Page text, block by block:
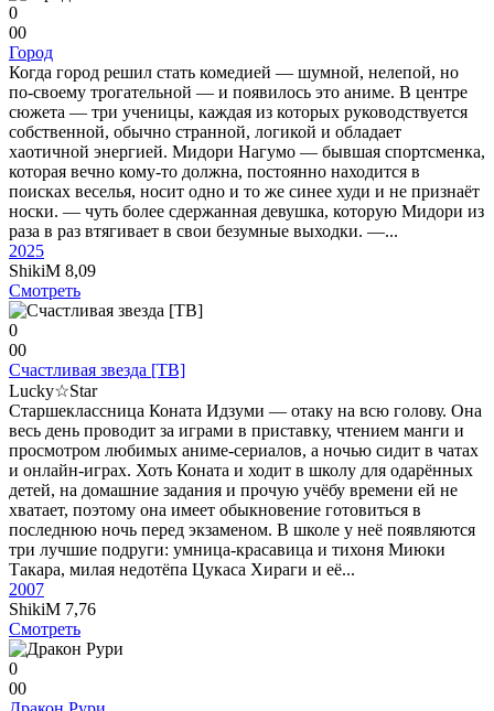
0
00
Город
Когда город решил стать комедией — шумной, нелепой, но
по-своему трогательной — и появилось это аниме. В центре
сюжета — три ученицы, каждая из которых руководствуется
собственной, обычно странной, логикой и обладает
хаотичной энергией. Мидори Нагумо — бывшая спортсменка,
которая вечно кому-то должна, постоянно находится в
поисках веселья, носит одно и то же синее худи и не признаёт
носки. — чуть более сдержанная девушка, которую Мидори из
раза в раз втягивает в свои безумные выходки. —...
2025
ShikiM 8,09
Смотреть
0
00
Счастливая звезда [ТВ]
Lucky☆Star
Старшеклассница Коната Идзуми — отаку на всю голову. Она
весь день проводит за играми в приставку, чтением манги и
просмотром любимых аниме-сериалов, а ночью сидит в чатах
и онлайн-играх. Хоть Коната и ходит в школу для одарённых
детей, на домашние задания и прочую учёбу времени ей не
хватает, поэтому она имеет обыкновение готовиться в
последнюю ночь перед экзаменом. В школе у неё появляются
три лучшие подруги: умница-красавица и тихоня Миюки
Такара, милая недотёпа Цукаса Хираги и её...
2007
ShikiM 7,76
Смотреть
0
00